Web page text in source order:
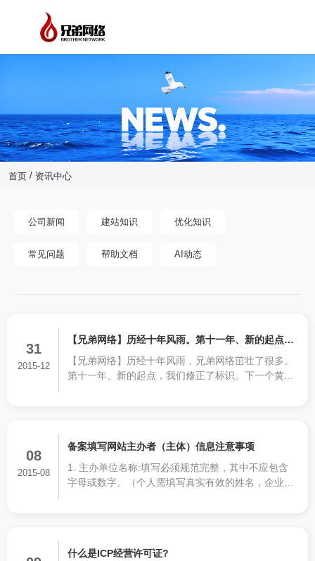
首页 / 资讯中心
公司新闻 建站知识 优化知识
常见问题 帮助文档 AI动态
31
2015-12
【兄弟网络】历经十年风雨。第十一年、新的起点，
我们换标了。
【兄弟网络】历经十年风雨，兄弟网络茁壮了很多。
第十一年、新的起点，我们修正了标识。下一个黄金
08
2015-08
备案填写网站主办者（主体）信息注意事项
1. 主办单位名称:填写必须规范完整，其中不应包含
字母或数字。（个人需填写真实有效的姓名，企业需
什么是ICP经营许可证?